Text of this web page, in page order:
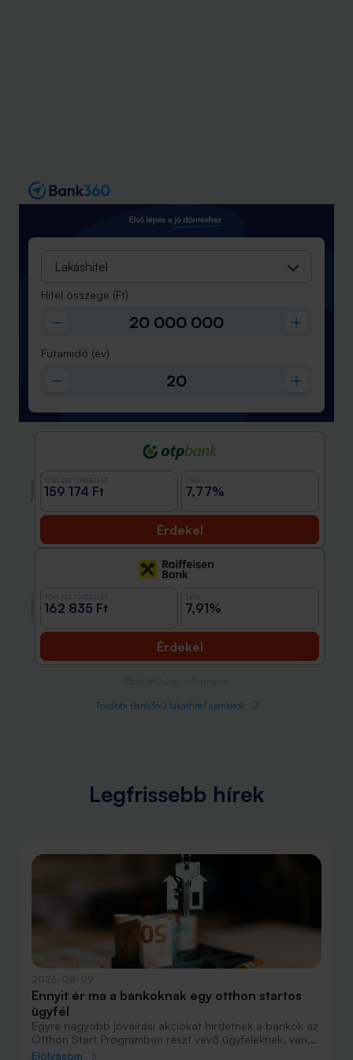
Lakáshitel
Hitel összege (Ft)
Futamidő (év)
159 174 Ft 7,77%
Érdekel
162 835 Ft 7,91%
Érdekel
További Bank360 lakáshitel ajánlatok
Legfrissebb hírek
Ennyit ér ma a bankoknak egy otthon startos
ügyfél
Egyre nagyobb jóváírási akciókat hirdetnek a bankok az
Otthon Start Programban részt vevő ügyfeleknek, van,
ahol összesen akár félmillió forint jóváírást is össze lehet
Elolvasom